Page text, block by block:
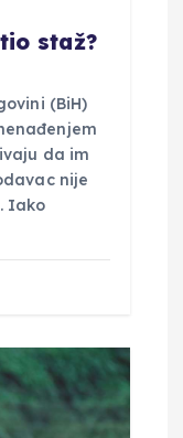
staž?
(BiH)
da im
nije
Iako